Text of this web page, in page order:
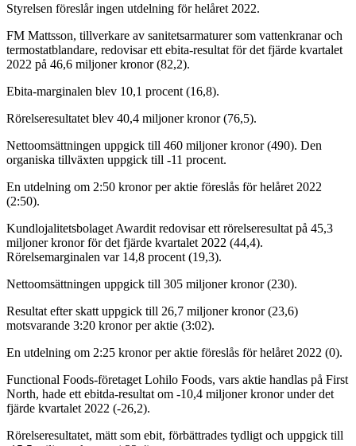
Styrelsen föreslår ingen utdelning för helåret 2022.
FM Mattsson, tillverkare av sanitetsarmaturer som vattenkranar och
termostatblandare, redovisar ett ebita-resultat för det fjärde kvartalet
2022 på 46,6 miljoner kronor (82,2).
Ebita-marginalen blev 10,1 procent (16,8).
Rörelseresultatet blev 40,4 miljoner kronor (76,5).
Nettoomsättningen uppgick till 460 miljoner kronor (490). Den
organiska tillväxten uppgick till -11 procent.
En utdelning om 2:50 kronor per aktie föreslås för helåret 2022
(2:50).
Kundlojalitetsbolaget Awardit redovisar ett rörelseresultat på 45,3
miljoner kronor för det fjärde kvartalet 2022 (44,4).
Rörelsemarginalen var 14,8 procent (19,3).
Nettoomsättningen uppgick till 305 miljoner kronor (230).
Resultat efter skatt uppgick till 26,7 miljoner kronor (23,6)
motsvarande 3:20 kronor per aktie (3:02).
En utdelning om 2:25 kronor per aktie föreslås för helåret 2022 (0).
Functional Foods-företaget Lohilo Foods, vars aktie handlas på First
North, hade ett ebitda-resultat om -10,4 miljoner kronor under det
fjärde kvartalet 2022 (-26,2).
Rörelseresultatet, mätt som ebit, förbättrades tydligt och uppgick till